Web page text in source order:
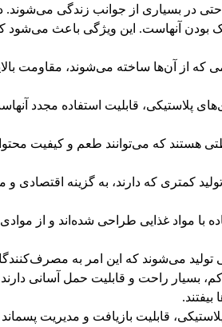
در بسیاری از جوانب زندگی می‌شوند.
آنهاست. این ویژگی باعث می‌شود که
که از آن‌ها ساخته می‌شوند، مقاومت
پلاستیکی، قابلیت استفاده مجدد
هستند که می‌توانند طعم و کیفیت
کمتری که دارند، به گزینه
با مواد غذایی طراحی شده‌اند و از
می‌شوند که این امر به
بسیار راحت و قابلیت حمل آسانی
قابلیت بازیافت و مدیریت